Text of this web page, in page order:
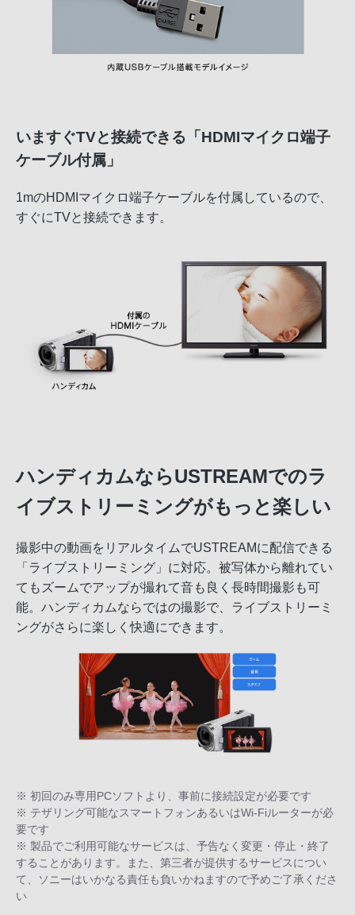
いますぐTVと接続できる「HDMIマイクロ端子
ケーブル付属」
1mのHDMIマイクロ端子ケーブルを付属しているので、
すぐにTVと接続できます。
ハンディカムならUSTREAMでのラ
イブストリーミングがもっと楽しい
撮影中の動画をリアルタイムでUSTREAMに配信できる
「ライブストリーミング」に対応。被写体から離れてい
てもズームでアップが撮れて音も良く長時間撮影も可
能。ハンディカムならではの撮影で、ライブストリーミ
ングがさらに楽しく快適にできます。
※ 初回のみ専用PCソフトより、事前に接続設定が必要です
※ テザリング可能なスマートフォンあるいはWi-Fiルーターが必
要です
※ 製品でご利用可能なサービスは、予告なく変更・停止・終了
することがあります。また、第三者が提供するサービスについ
て、ソニーはいかなる責任も負いかねますので予めご了承くださ
い